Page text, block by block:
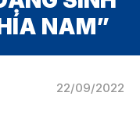
NAM”
22/09/2022